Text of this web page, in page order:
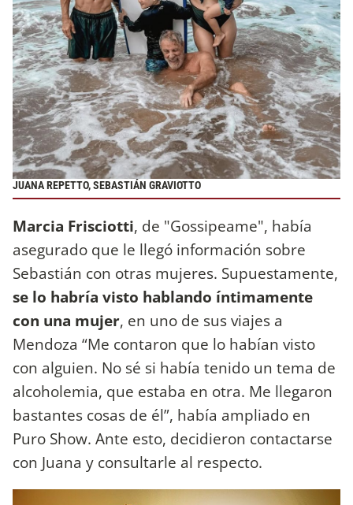
JUANA REPETTO, SEBASTIÁN GRAVIOTTO
Marcia Frisciotti, de "Gossipeame", había
asegurado que le llegó información sobre
Sebastián con otras mujeres. Supuestamente,
se lo habría visto hablando íntimamente
con una mujer, en uno de sus viajes a
Mendoza “Me contaron que lo habían visto
con alguien. No sé si había tenido un tema de
alcoholemia, que estaba en otra. Me llegaron
bastantes cosas de él”, había ampliado en
Puro Show. Ante esto, decidieron contactarse
con Juana y consultarle al respecto.